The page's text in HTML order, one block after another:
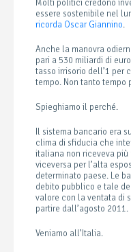
Molti politici credono
essere sostenibile nel
ricorda Oscar Giannino.
Anche la manovra
pari a 530 miliardi di
tasso irrisorio dell’1 per
tempo. Non tanto tempo
Spieghiamo il perché.
Il sistema bancario era
clima di sfiducia che
italiana non riceveva
viceversa per l’alta
determinato paese. Le
debito pubblico e tale
valore con la ventata di
partire dall’agosto 2011.
Veniamo all’Italia.